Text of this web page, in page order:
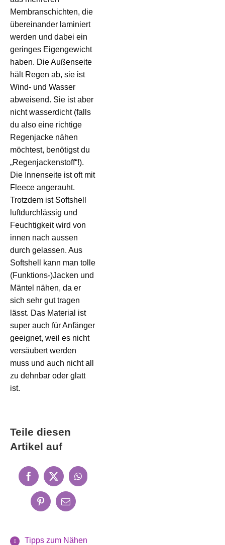
Membranschichten, die
übereinander laminiert
werden und dabei ein
geringes Eigengewicht
haben. Die Außenseite
hält Regen ab, sie ist
Wind- und Wasser
abweisend. Sie ist aber
nicht wasserdicht (falls
du also eine richtige
Regenjacke nähen
möchtest, benötigst du
„Regenjackenstoff“!).
Die Innenseite ist oft mit
Fleece angerauht.
Trotzdem ist Softshell
luftdurchlässig und
Feuchtigkeit wird von
innen nach aussen
durch gelassen. Aus
Softshell kann man tolle
(Funktions-)Jacken und
Mäntel nähen, da er
sich sehr gut tragen
lässt. Das Material ist
super auch für Anfänger
geeignet, weil es nicht
versäubert werden
muss und auch nicht all
zu dehnbar oder glatt
ist.
Teile diesen
Artikel auf
Tipps zum Nähen